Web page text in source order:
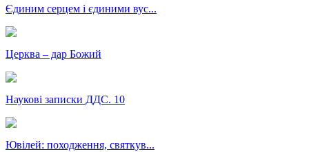
Єдиним серцем і єдиними вус...
Церква – дар Божий
Наукові записки ДДС. 10
Ювілей: походження, святкув...